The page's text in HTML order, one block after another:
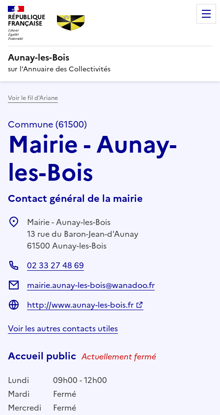
RÉPUBLIQUE
FRANÇAISE
Aunay-les-Bois
sur l’Annuaire des Collectivités
Voir le fil d’Ariane
Commune (61500)
Mairie - Aunay-
les-Bois
Contact général de la mairie
Mairie - Aunay-les-Bois
13 rue du Baron-Jean-d'Aunay
61500 Aunay-les-Bois
02 33 27 48 69
mairie.aunay-les-bois@wanadoo.fr
http://www.aunay-les-bois.fr
Voir les autres contacts utiles
Accueil public Actuellement fermé
Lundi
09h00 - 12h00
Mardi
Fermé
Mercredi
Fermé